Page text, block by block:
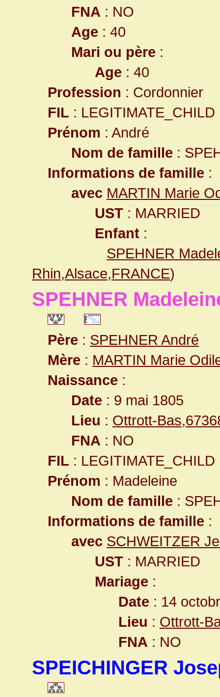
FNA : NO
Age : 40
Mari ou père :
Age : 40
Profession : Cordonnier
FIL : LEGITIMATE_CHILD
Prénom : André
Nom de famille :
Informations de famille :
avec MARTIN Marie
UST : MARRIED
Enfant :
SPEHNER
Rhin,Alsace,FRANCE)
SPEHNER
Père : SPEHNER André
Mère : MARTIN Marie
Naissance :
Date : 9 mai 1805
Lieu : Ottrott-
FNA : NO
FIL : LEGITIMATE_CHILD
Prénom : Madeleine
Nom de famille :
Informations de famille :
avec SCHWEITZER
UST : MARRIED
Mariage :
Date : 14
Lieu : Ottrott-
FNA : NO
SPEICHINGER